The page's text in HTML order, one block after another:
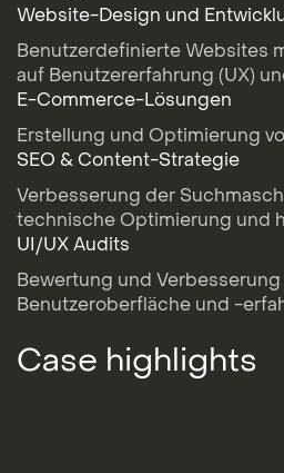
Website-Design und
Benutzerdefinierte Websites
auf Benutzererfahrung (UX)
E-Commerce-Lösungen
Erstellung und Optimierung
SEO & Content-Strategie
Verbesserung der
technische Optimierung und
UI/UX Audits
Bewertung und
Benutzeroberfläche und -
Case highlights